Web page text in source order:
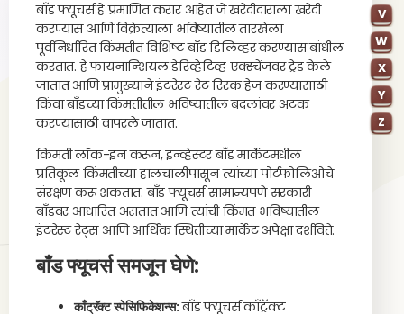
V
W
X
Y
Z
बाँड फ्यूचर्स हे प्रमाणित करार आहेत जे खरेदीदाराला खरेदी
करण्यास आणि विक्रेत्याला भविष्यातील तारखेला
पूर्वनिर्धारित किंमतीत विशिष्ट बाँड डिलिव्हर करण्यास बांधील
करतात. हे फायनान्शियल डेरिव्हेटिव्ह एक्स्चेंजवर ट्रेड केले
जातात आणि प्रामुख्याने इंटरेस्ट रेट रिस्क हेज करण्यासाठी
किंवा बाँडच्या किंमतीतील भविष्यातील बदलांवर अटक
करण्यासाठी वापरले जातात.
किंमती लॉक-इन करून, इन्व्हेस्टर बाँड मार्केटमधील
प्रतिकूल किंमतीच्या हालचालीपासून त्यांच्या पोर्टफोलिओचे
संरक्षण करू शकतात. बाँड फ्यूचर्स सामान्यपणे सरकारी
बाँडवर आधारित असतात आणि त्यांची किंमत भविष्यातील
इंटरेस्ट रेट्स आणि आर्थिक स्थितीच्या मार्केट अपेक्षा दर्शविते.
बाँड फ्यूचर्स समजून घेणे:
काँट्रॅक्ट स्पेसिफिकेशन्स:बाँड फ्यूचर्स काँट्रॅक्ट